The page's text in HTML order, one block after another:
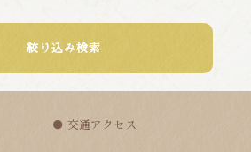
絞り込み検索
交通アクセス